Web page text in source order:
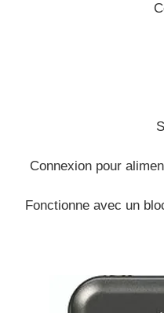
Connexion pour
Fonctionne avec un